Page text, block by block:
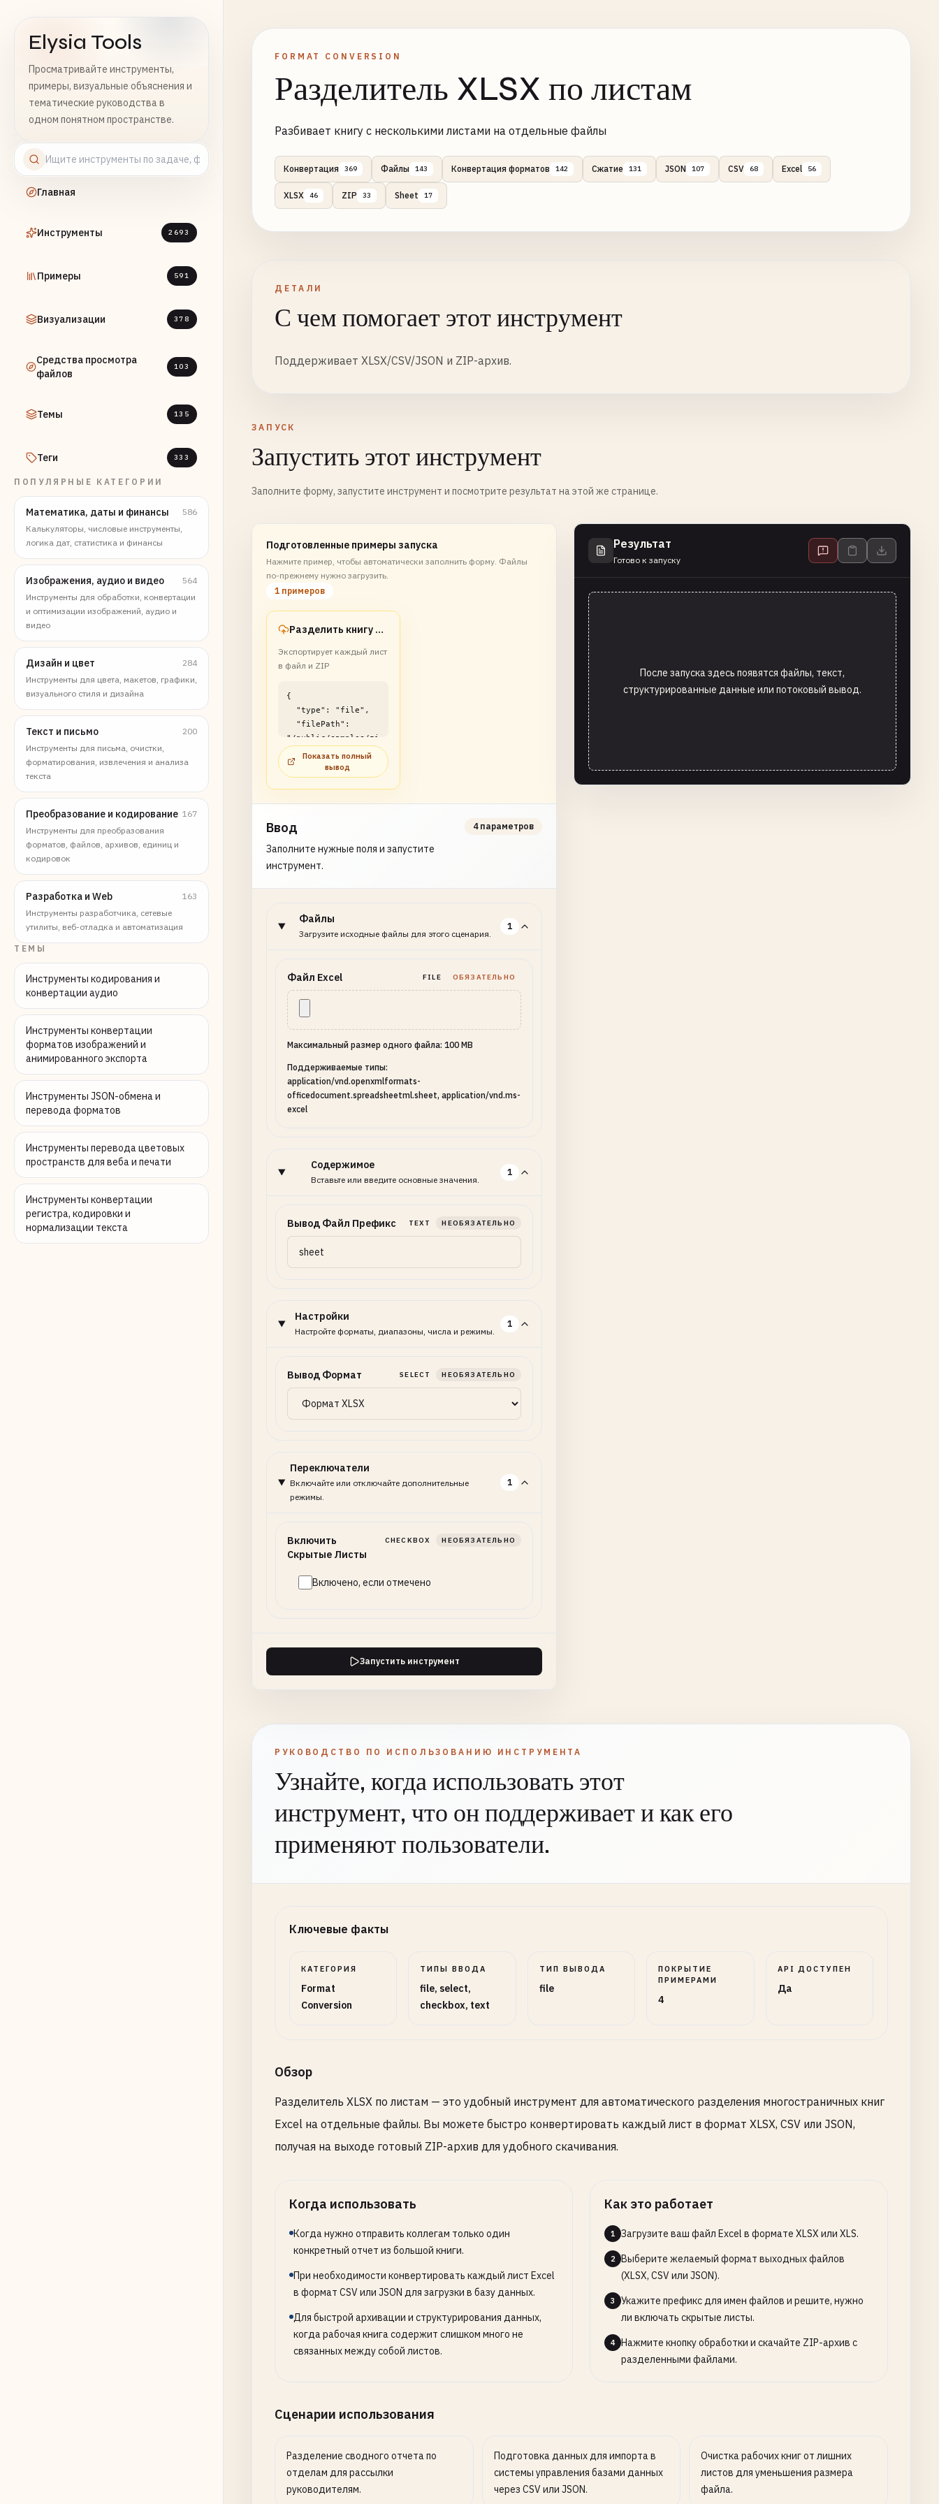
Elysia Tools
Просматривайте инструменты,
примеры, визуальные объяснения и
тематические руководства в
одном понятном пространстве.
Главная
Инструменты 2693
Примеры 591
Визуализации 378
Средства просмотра
файлов
103
Темы 135
Теги 333
ПОПУЛЯРНЫЕ КАТЕГОРИИ
Математика, даты и финансы
586
Калькуляторы, числовые инструменты,
логика дат, статистика и финансы
Изображения, аудио и видео
564
Инструменты для обработки, конвертации
и оптимизации изображений, аудио и
видео
Дизайн и цвет
284
Инструменты для цвета, макетов, графики,
визуального стиля и дизайна
Текст и письмо
200
Инструменты для письма, очистки,
форматирования, извлечения и анализа
текста
Преобразование и кодирование 167
Инструменты для преобразования
форматов, файлов, архивов, единиц и
кодировок
Разработка и Web
163
Инструменты разработчика, сетевые
утилиты, веб-отладка и автоматизация
ТЕМЫ
Инструменты кодирования и
конвертации аудио
Инструменты конвертации
форматов изображений и
анимированного экспорта
Инструменты JSON-обмена и
перевода форматов
Инструменты перевода цветовых
пространств для веба и печати
Инструменты конвертации
регистра, кодировки и
нормализации текста
FORMAT CONVERSION
Разделитель XLSX по листам
Разбивает книгу с несколькими листами на отдельные файлы
Конвертация 369 Файлы 143 Конвертация форматов 142 Сжатие 131 JSON 107 CSV 68 Excel 56
XLSX 46 ZIP 33 Sheet 17
ДЕТАЛИ
С чем помогает этот инструмент
Поддерживает XLSX/CSV/JSON и ZIP-архив.
ЗАПУСК
Запустить этот инструмент
Заполните форму, запустите инструмент и посмотрите результат на этой же странице.
Подготовленные примеры запуска
Нажмите пример, чтобы автоматически заполнить форму. Файлы
по-прежнему нужно загрузить.
1 примеров
Разделить книгу по листам
Экспортирует каждый лист
в файл и ZIP
{
"/public/samples/zi
p/xlsx-multi-sheet-
splitter-
example1.zip"
Показать полный
вывод
Ввод
Заполните нужные поля и запустите
инструмент.
4 параметров
Файлы
Загрузите исходные файлы для этого сценария.
1
Файл Excel FILE ОБЯЗАТЕЛЬНО
Максимальный размер одного файла: 100 MB
Поддерживаемые типы:
application/vnd.openxmlformats-
officedocument.spreadsheetml.sheet, application/vnd.ms-
excel
Содержимое
Вставьте или введите основные значения.
1
Вывод Файл Префикс TEXT НЕОБЯЗАТЕЛЬНО
Настройки
Настройте форматы, диапазоны, числа и режимы.
1
Вывод Формат SELECT НЕОБЯЗАТЕЛЬНО
Переключатели
Включайте или отключайте дополнительные
режимы.
1
Включить
Скрытые Листы
CHECKBOX НЕОБЯЗАТЕЛЬНО
Включено, если отмечено
Запустить инструмент
Результат
Готово к запуску
После запуска здесь появятся файлы, текст,
структурированные данные или потоковый вывод.
РУКОВОДСТВО ПО ИСПОЛЬЗОВАНИЮ ИНСТРУМЕНТА
Узнайте, когда использовать этот
инструмент, что он поддерживает и как его
применяют пользователи.
Ключевые факты
КАТЕГОРИЯ
Format
Conversion
ТИПЫ ВВОДА
file, select,
checkbox, text
ТИП ВЫВОДА
file
ПОКРЫТИЕ
ПРИМЕРАМИ
4
API ДОСТУПЕН
Да
Обзор
Разделитель XLSX по листам — это удобный инструмент для автоматического разделения многостраничных книг
Excel на отдельные файлы. Вы можете быстро конвертировать каждый лист в формат XLSX, CSV или JSON,
получая на выходе готовый ZIP-архив для удобного скачивания.
Когда использовать
Когда нужно отправить коллегам только один
конкретный отчет из большой книги.
При необходимости конвертировать каждый лист Excel
в формат CSV или JSON для загрузки в базу данных.
Для быстрой архивации и структурирования данных,
когда рабочая книга содержит слишком много не
связанных между собой листов.
Как это работает
1 Загрузите ваш файл Excel в формате XLSX или XLS.
2
Выберите желаемый формат выходных файлов
(XLSX, CSV или JSON).
3
Укажите префикс для имен файлов и решите, нужно
ли включать скрытые листы.
4
Нажмите кнопку обработки и скачайте ZIP-архив с
разделенными файлами.
Сценарии использования
Разделение сводного отчета по
отделам для рассылки
руководителям.
Подготовка данных для импорта в
системы управления базами данных
через CSV или JSON.
Очистка рабочих книг от лишних
листов для уменьшения размера
файла.